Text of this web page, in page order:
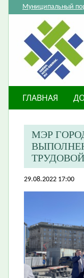
Муниципальный
ГЛАВНАЯ
МЭР
29.08.2022 17:00